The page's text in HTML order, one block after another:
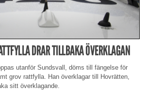
DRAR TILLBAKA ÖVERKLAGAN
utanför Sundsvall, döms till fängelse för
grov rattfylla. Han överklagar till Hovrätten,
sitt överklagande.